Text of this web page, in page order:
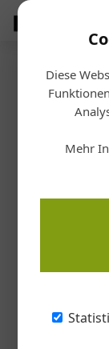
Diese
Mehr
Der
Vitra bündeln
Markt gebracht